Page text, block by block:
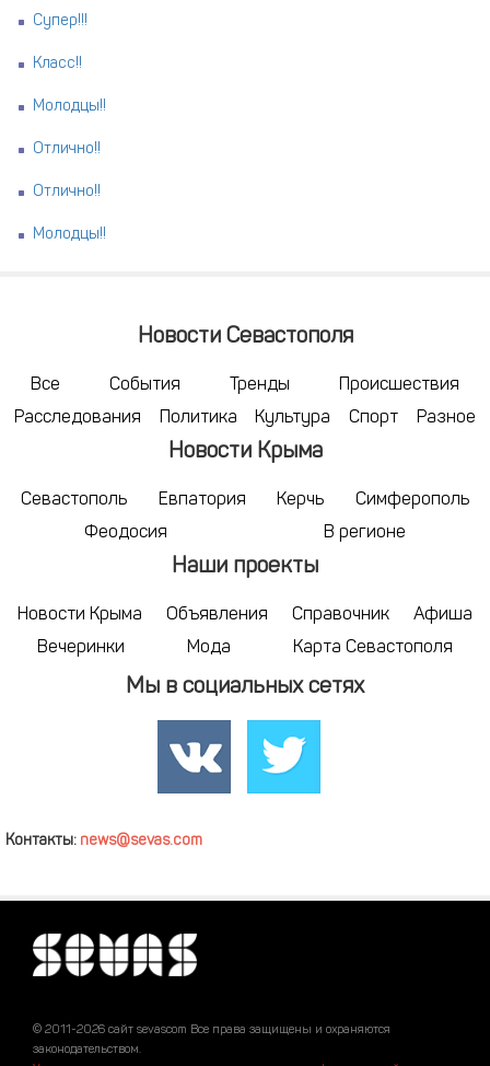
Супер!!!
Класс!!
Молодцы!!
Отлично!!
Отлично!!
Молодцы!!
Новости Севастополя
Все События Тренды
Происшествия
Расследования
Политика Культура Спорт Разное
Новости Крыма
Севастополь Евпатория Керчь
Симферополь
Феодосия
В регионе
Наши проекты
Новости Крыма Объявления Справочник
Афиша
Вечеринки
Мода Карта Севастополя
Мы в социальных сетях
Контакты: news@sevas.com
© 2011-2026 сайт sevascom Все права защищены и охраняются
законодательством.